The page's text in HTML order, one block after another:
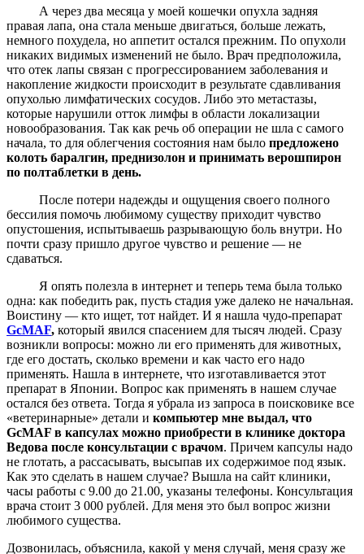
А через два месяца у моей кошечки опухла задняя
правая лапа, она стала меньше двигаться, больше лежать,
немного похудела, но аппетит остался прежним. По опухоли
никаких видимых изменений не было. Врач предположила,
что отек лапы связан с прогрессированием заболевания и
накопление жидкости происходит в результате сдавливания
опухолью лимфатических сосудов. Либо это метастазы,
которые нарушили отток лимфы в области локализации
новообразования. Так как речь об операции не шла с самого
начала, то для облегчения состояния нам было предложено
колоть баралгин, преднизолон и принимать верошпирон
по полтаблетки в день.
После потери надежды и ощущения своего полного
бессилия помочь любимому существу приходит чувство
опустошения, испытываешь разрывающую боль внутри. Но
почти сразу пришло другое чувство и решение — не
сдаваться.
Я опять полезла в интернет и теперь тема была только
одна: как победить рак, пусть стадия уже далеко не начальная.
Воистину — кто ищет, тот найдет. И я нашла чудо-препарат
GcMAF, который явился спасением для тысяч людей. Сразу
возникли вопросы: можно ли его применять для животных,
где его достать, сколько времени и как часто его надо
применять. Нашла в интернете, что изготавливается этот
препарат в Японии. Вопрос как применять в нашем случае
остался без ответа. Тогда я убрала из запроса в поисковике все
«ветеринарные» детали и компьютер мне выдал, что
GcMAF в капсулах можно приобрести в клинике доктора
Ведова после консультации с врачом. Причем капсулы надо
не глотать, а рассасывать, высыпав их содержимое под язык.
Как это сделать в нашем случае? Вышла на сайт клиники,
часы работы с 9.00 до 21.00, указаны телефоны. Консультация
врача стоит 3 000 рублей. Для меня это был вопрос жизни
любимого существа.
Дозвонилась, объяснила, какой у меня случай, меня сразу же